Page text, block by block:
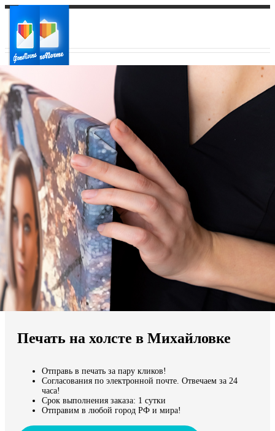
Ваш город:
Ваш регион доставки
Выберите из списка:
Мы доставляем по всему миру
Печать на холсте в Михайловке
Отправь в печать за пару кликов!
Согласования по электронной почте. Отвечаем за 24
часа!
Срок выполнения заказа: 1 сутки
Отправим в любой город РФ и мира!